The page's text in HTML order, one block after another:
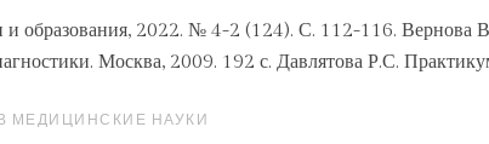
и образования, 2022. № 4-2 (124). С. 112-116. Вернова
Москва, 2009. 192 с. Давлятова Р.С.
МЕДИЦИНСКИЕ НАУКИ